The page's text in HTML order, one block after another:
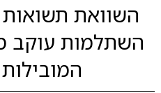
השוואת
השתלמות עוקב